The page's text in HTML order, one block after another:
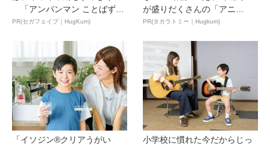
「アンパンマン ことばずか
ん...
PR(セガフェイブ｜HugKum)
が盛りだくさんの「アニ
ア ...
PR(タカラトミー｜Hugkum)
「イソジン®クリアうがい
小学校に慣れた今だからじっ